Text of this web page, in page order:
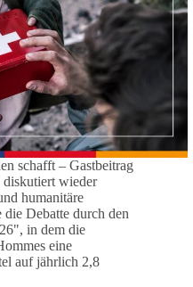
schafft – Gastbeitrag
diskutiert wieder
humanitäre
Debatte durch den
in dem die
eine
auf jährlich 2,8